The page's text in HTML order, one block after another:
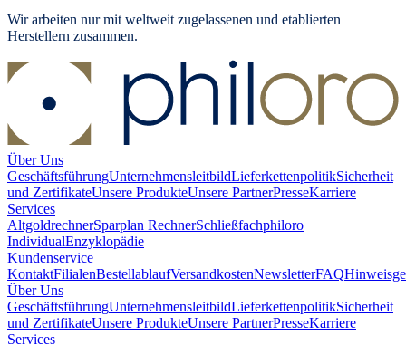
Wir arbeiten nur mit weltweit zugelassenen und etablierten
Herstellern zusammen.
Über Uns
GeschäftsführungUnternehmensleitbildLieferkettenpolitikSicherheit
und ZertifikateUnsere ProdukteUnsere PartnerPresseKarriere
Services
AltgoldrechnerSparplan RechnerSchließfachphiloro
IndividualEnzyklopädie
Kundenservice
KontaktFilialenBestellablaufVersandkostenNewsletterFAQ
Über Uns
GeschäftsführungUnternehmensleitbildLieferkettenpolitikSicherheit
und ZertifikateUnsere ProdukteUnsere PartnerPresseKarriere
Services